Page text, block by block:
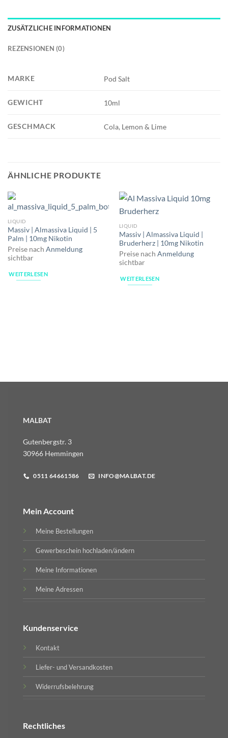
ZUSÄTZLICHE INFORMATIONEN
REZENSIONEN (0)
MARKE Pod Salt
GEWICHT 10ml
GESCHMACK Cola, Lemon & Lime
ÄHNLICHE PRODUKTE
LIQUID
Massiv | Almassiva Liquid | 5
Palm | 10mg Nikotin
Preise nach Anmeldung
sichtbar
WEITERLESEN
LIQUID
Massiv | Almassiva Liquid |
Bruderherz | 10mg Nikotin
Preise nach Anmeldung
sichtbar
WEITERLESEN
MALBAT
Gutenbergstr. 3
30966 Hemmingen
0511 64661586 INFO@MALBAT.DE
Mein Account
Meine Bestellungen
Gewerbeschein hochladen/ändern
Meine Informationen
Meine Adressen
Kundenservice
Kontakt
Liefer- und Versandkosten
Widerrufsbelehrung
Rechtliches